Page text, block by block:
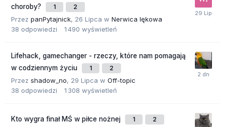
choroby?
1 2
Przez panPytajnick, 26 Lipca w Nerwica lękowa
38 odpowiedzi 1 490 wyświetleń
Lifehack, gamechanger - rzeczy, które nam pomagają
w codziennym życiu
1 2
Przez shadow_no, 29 Lipca w Off-topic
38 odpowiedzi 1 308 wyświetleń
Kto wygra finał MŚ w piłce nożnej 1 2